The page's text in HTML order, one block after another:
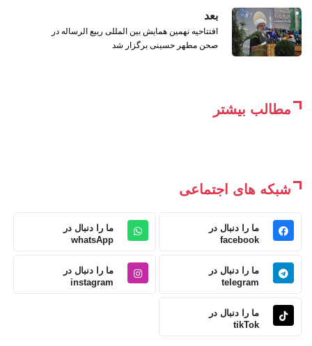
بعد
افتتاحیه نهمین همایش بین المللی ربیع الرساله در
صحن مطهر حسینی برگزار شد
مطالب بیشتر
شبکه های اجتماعی
ما را دنبال در
facebook
ما را دنبال در
whatsApp
ما را دنبال در
telegram
ما را دنبال در
instagram
ما را دنبال در
tikTok